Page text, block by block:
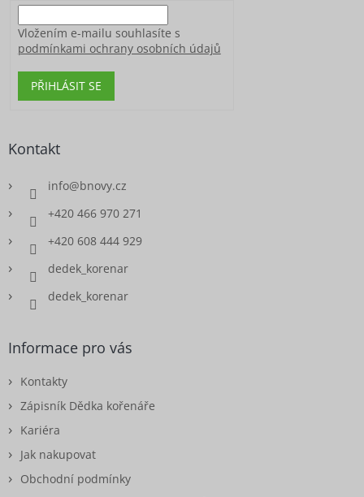
Vložením e-mailu souhlasíte s
podmínkami ochrany osobních údajů
PŘIHLÁSIT SE
Kontakt
info@bnovy.cz
+420 466 970 271
+420 608 444 929
dedek_korenar
dedek_korenar
Informace pro vás
Kontakty
Zápisník Dědka kořenáře
Kariéra
Jak nakupovat
Obchodní podmínky